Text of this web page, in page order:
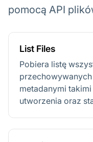
pomocą API
List Files
Pobiera listę
metadanymi
utworzenia oraz